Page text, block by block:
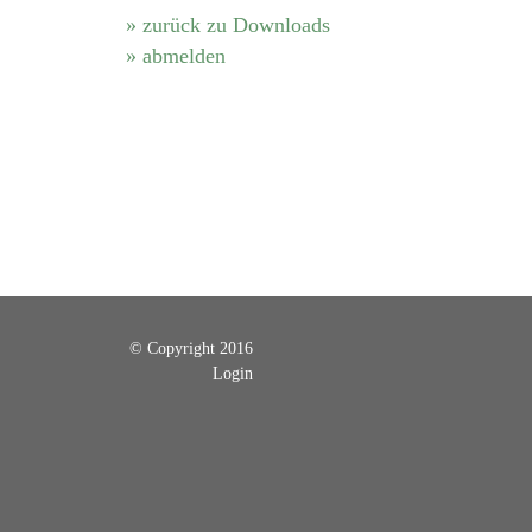
» zurück zu Downloads
» abmelden
© Copyright 2016
Login